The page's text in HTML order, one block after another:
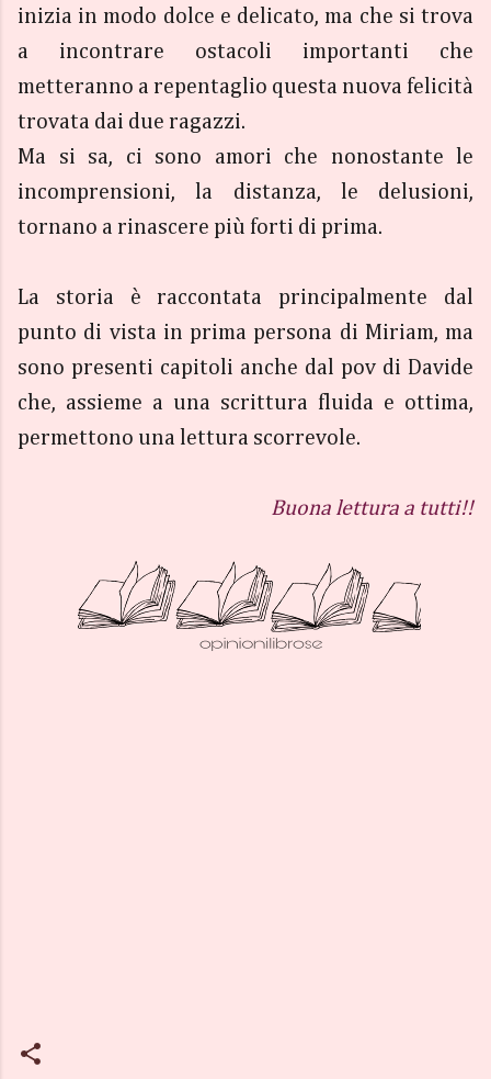
inizia in modo dolce e delicato, ma che si trova
a incontrare ostacoli importanti che
metteranno a repentaglio questa nuova felicità
trovata dai due ragazzi.
Ma si sa, ci sono amori che nonostante le
incomprensioni, la distanza, le delusioni,
tornano a rinascere più forti di prima.
La storia è raccontata principalmente dal
punto di vista in prima persona di Miriam, ma
sono presenti capitoli anche dal pov di Davide
che, assieme a una scrittura fluida e ottima,
permettono una lettura scorrevole.
Buona lettura a tutti!!